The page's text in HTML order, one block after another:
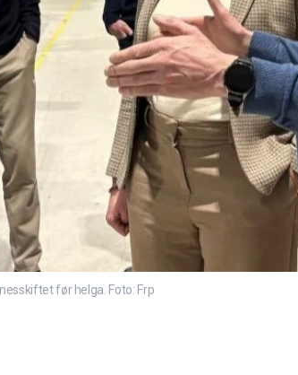
før helga. Foto: Frp